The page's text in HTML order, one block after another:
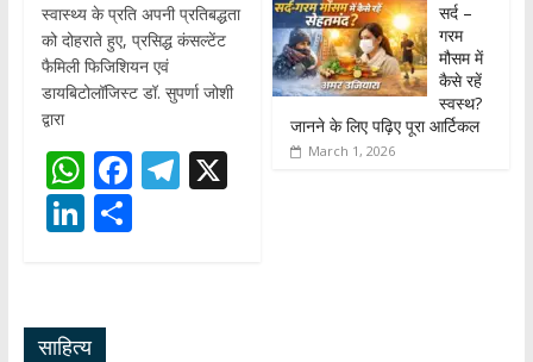
स्वास्थ्य के प्रति अपनी प्रतिबद्धता
को दोहराते हुए, प्रसिद्ध कंसल्टेंट
फैमिली फिजिशियन एवं
डायबिटोलॉजिस्ट डॉ. सुपर्णा जोशी
द्वारा
W
h
at
A
F
ac
e
T X
Li
e
S
सर्द –
गरम
मौसम में
कैसे रहें
स्वस्थ?
जानने के लिए पढ़िए पूरा आर्टिकल
March 1, 2026
साहित्य